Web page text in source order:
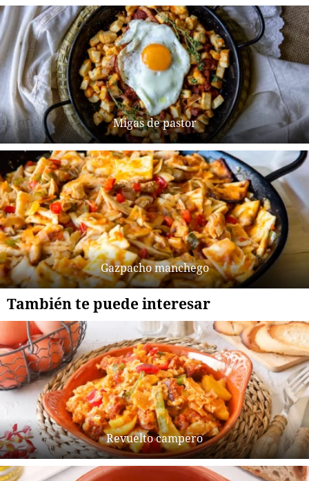
Migas de pastor
Gazpacho manchego
También te puede interesar
Revuelto campero